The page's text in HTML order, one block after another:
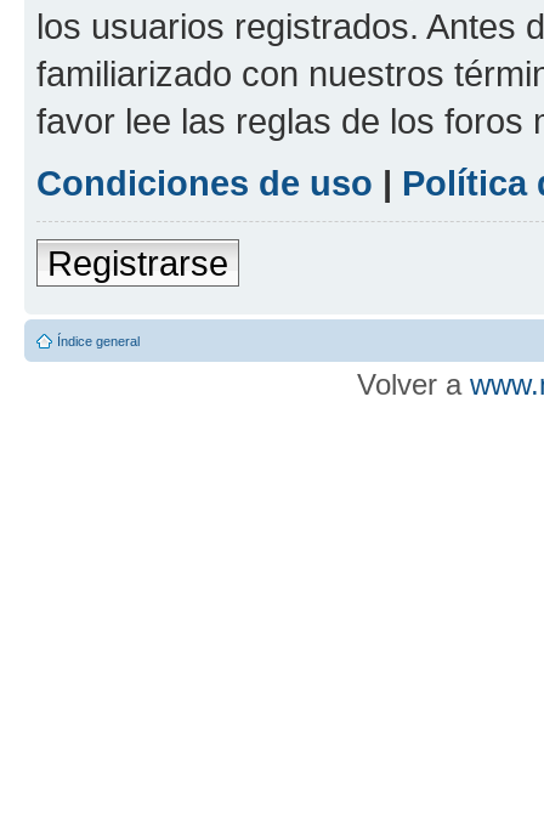
los usuarios registrados. Antes
familiarizado con nuestros
favor lee las reglas de los foros
Condiciones de uso | Política
Registrarse
Índice general
Volver a